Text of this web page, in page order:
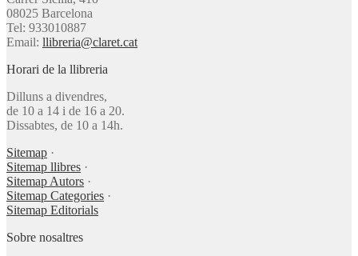
08025 Barcelona
Tel: 933010887
Email: llibreria@claret.cat
Horari de la llibreria
Dilluns a divendres,
de 10 a 14 i de 16 a 20.
Dissabtes, de 10 a 14h.
Sitemap ·
Sitemap llibres ·
Sitemap Autors ·
Sitemap Categories ·
Sitemap Editorials
Sobre nosaltres